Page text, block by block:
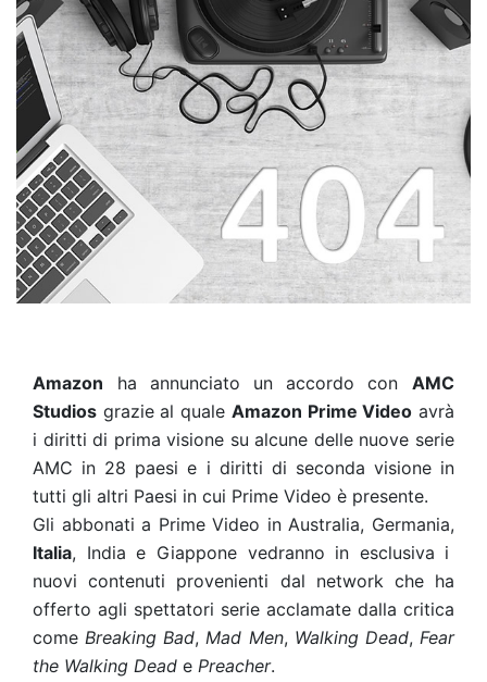
Amazon ha annunciato un accordo conAMC
Studios grazie al quale Amazon Prime Video avrà
i diritti di prima visione su alcune delle nuove serie
AMC in 28 paesi e i diritti di seconda visione in
tutti gli altri Paesi in cui Prime Video è presente.
Gli abbonati a Prime Video in Australia, Germania,
Italia, India e Giappone vedranno in esclusiva i
nuovi contenuti provenienti dal network che ha
offerto agli spettatori serie acclamate dalla critica
comeBreaking Bad,Mad Men, Walking Dead,Fear
the Walking Dead e Preacher.